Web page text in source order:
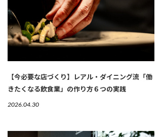
【今必要な店づくり】レアル・ダイニング流「働
きたくなる飲食業」の作り方６つの実践
2026.04.30